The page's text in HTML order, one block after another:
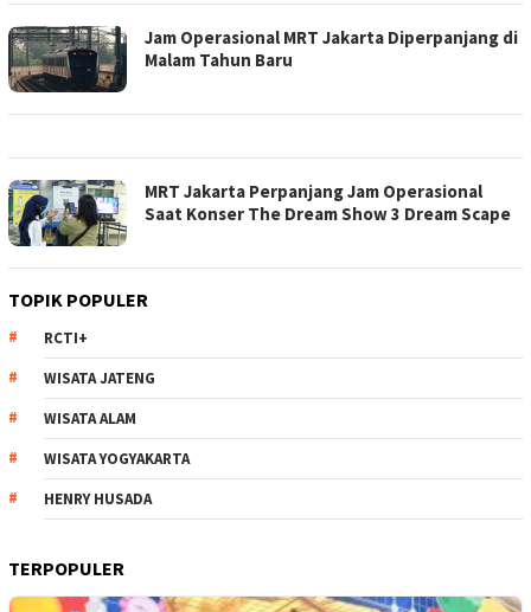
Jam Operasional MRT Jakarta Diperpanjang di
Malam Tahun Baru
MRT Jakarta Perpanjang Jam Operasional
Saat Konser The Dream Show 3 Dream Scape
TOPIK POPULER
RCTI+
WISATA JATENG
WISATA ALAM
WISATA YOGYAKARTA
HENRY HUSADA
TERPOPULER